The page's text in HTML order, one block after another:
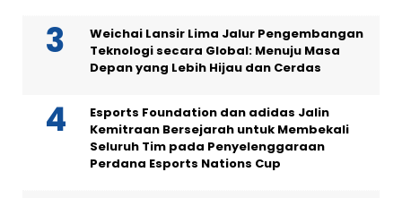
Weichai Lansir Lima Jalur Pengembangan
Teknologi secara Global: Menuju Masa
Depan yang Lebih Hijau dan Cerdas
Esports Foundation dan adidas Jalin
Kemitraan Bersejarah untuk Membekali
Seluruh Tim pada Penyelenggaraan
Perdana Esports Nations Cup